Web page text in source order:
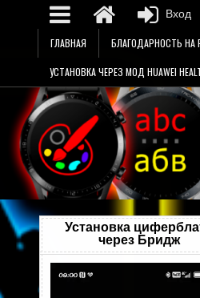
содержимому
ГЛАВНАЯ БЛАГОДАРНОСТЬ НА
УСТАНОВКА ЧЕРЕЗ МОД HUAWEI
Установка
через Бридж
Видеоплеер
Вход